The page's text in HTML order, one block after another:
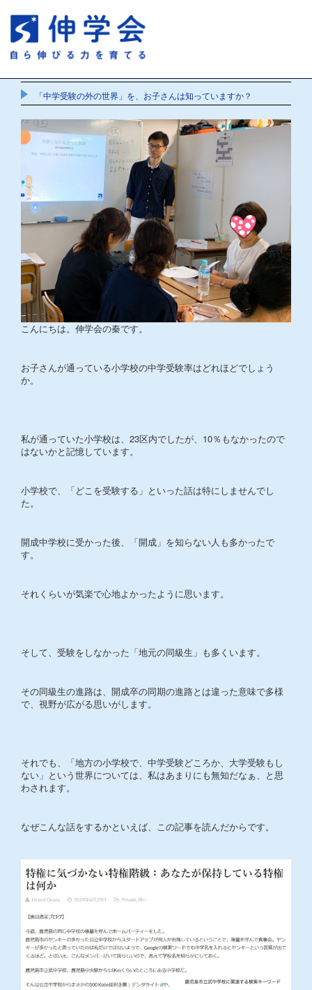
「中学受験の外の世界」を、お子さんは知っていますか？
こんにちは。伸学会の秦です。
お子さんが通っている小学校の中学受験率はどれほどでしょう
か。
私が通っていた小学校は、23区内でしたが、10％もなかったので
はないかと記憶しています。
小学校で、「どこを受験する」といった話は特にしませんでし
た。
開成中学校に受かった後、「開成」を知らない人も多かったで
す。
それくらいが気楽で心地よかったように思います。
そして、受験をしなかった「地元の同級生」も多くいます。
その同級生の進路は、開成卒の同期の進路とは違った意味で多様
で、視野が広がる思いがします。
それでも、「地方の小学校で、中学受験どころか、大学受験もし
ない」という世界については、私はあまりにも無知だなぁ、と思
わされます。
なぜこんな話をするかといえば、この記事を読んだからです。